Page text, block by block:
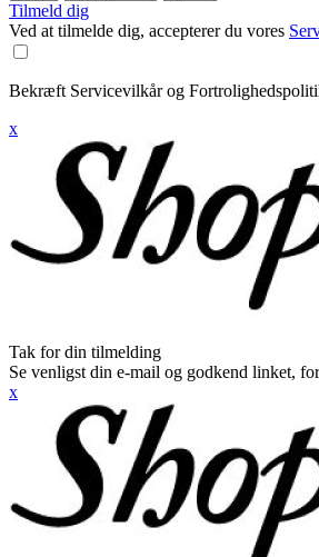
Tilmeld dig
Ved at tilmelde dig, accepterer du vores
Bekræft Servicevilkår og
x
Tak for din tilmelding
Se venligst din e-mail og godkend linket,
x